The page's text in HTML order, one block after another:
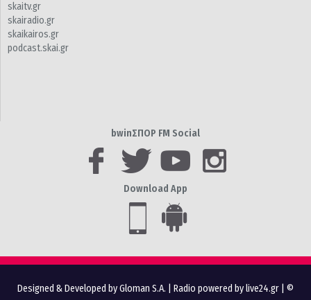
skaitv.gr
skairadio.gr
skaikairos.gr
podcast.skai.gr
bwinΣΠΟΡ FM Social
Download App
Designed & Developed by Gloman S.A. Radio powered by live24.gr | ©